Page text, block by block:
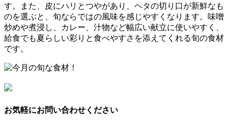
す。また、皮にハリとつやがあり、ヘタの切り口が新鮮なも
のを選ぶと、旬ならではの風味を感じやすくなります。味噌
炒めや煮浸し、カレー、汁物など幅広い献立に使いやすく、
給食でも夏らしい彩りと食べやすさを添えてくれる旬の食材
です。
お気軽にお問い合わせください